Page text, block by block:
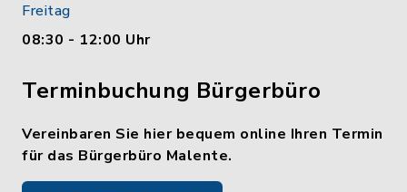
Freitag
08:30 - 12:00 Uhr
Terminbuchung Bürgerbüro
Vereinbaren Sie hier bequem online Ihren Termin
für das Bürgerbüro Malente.